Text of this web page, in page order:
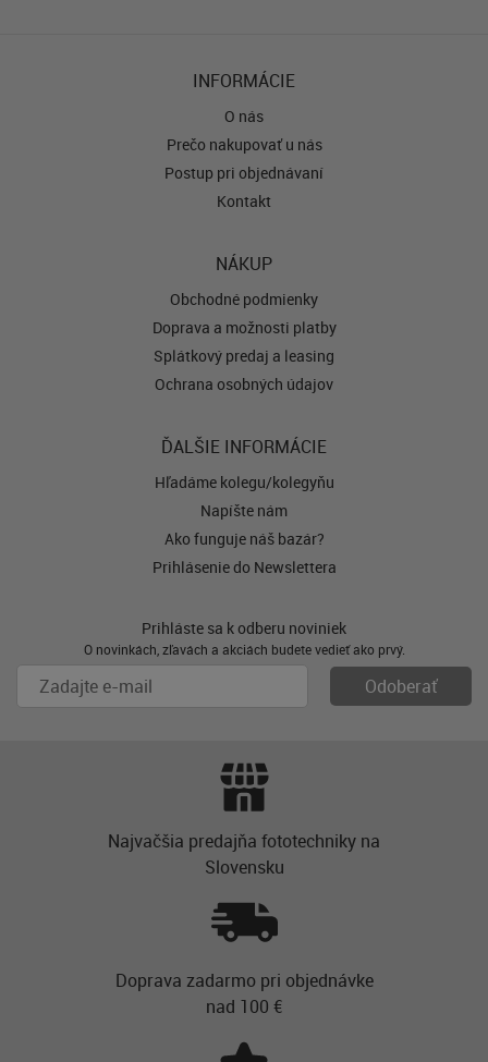
INFORMÁCIE
O nás
Prečo nakupovať u nás
Postup pri objednávaní
Kontakt
NÁKUP
Obchodné podmienky
Doprava a možnosti platby
Splátkový predaj a leasing
Ochrana osobných údajov
ĎALŠIE INFORMÁCIE
Hľadáme kolegu/kolegyňu
Napíšte nám
Ako funguje náš bazár?
Prihlásenie do Newslettera
Prihláste sa k odberu noviniek
O novinkách, zľavách a akciách budete vedieť ako prvý.
Najvačšia predajňa fototechniky na
Slovensku
Doprava zadarmo pri objednávke
nad 100 €